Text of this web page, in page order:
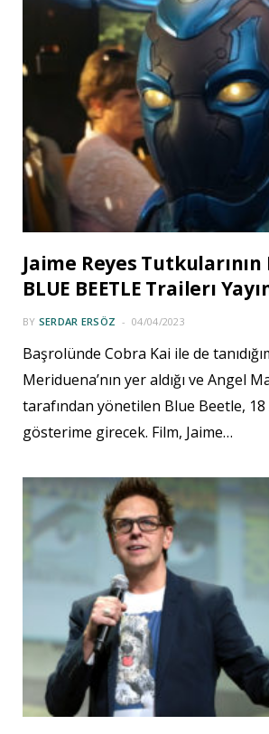
Jaime Reyes Tutkularının
BLUE BEETLE Trailerı
BY SERDAR ERSÖZ 04/04/2023
Başrolünde Cobra Kai ile de
Meriduena’nın yer aldığı ve Angel
tarafından yönetilen Blue Beetle, 18
gösterime girecek. Film, Jaime…